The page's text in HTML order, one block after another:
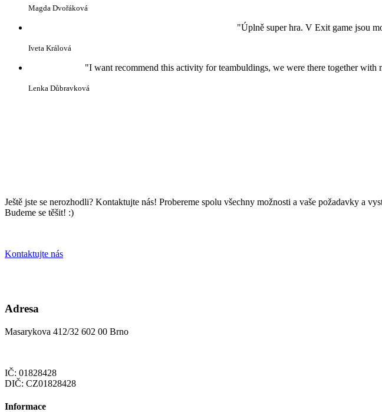
Magda Dvořáková
"Úplně super hra. V Exit game jsou
Iveta Králová
"I want recommend this activity for teambuldings, we were there together
Lenka Důbravková
Ještě jste se nerozhodli? Kontaktujte nás! Probereme spolu všechny možnosti a vaše požadavky a
Budeme se těšit! :)
Kontaktujte nás
Adresa
Masarykova 412/32 602 00 Brno
IČ: 01828428
DIČ: CZ01828428
Informace